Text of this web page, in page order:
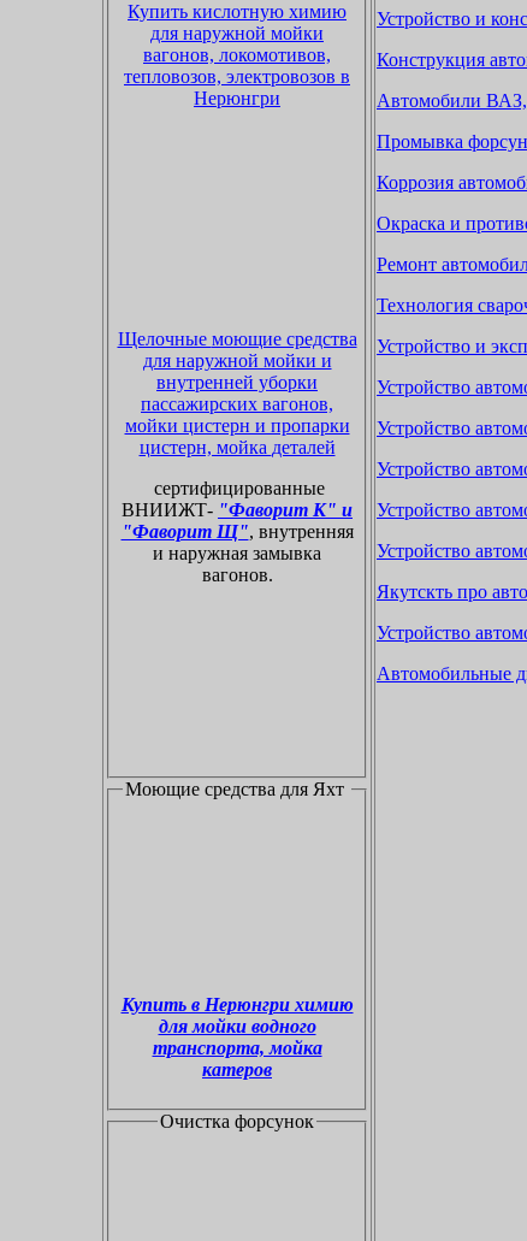
Купить кислотную химию
для наружной мойки
вагонов, локомотивов,
тепловозов, электровозов в
Нерюнгри
Щелочные моющие средства
для наружной мойки и
внутренней уборки
пассажирских вагонов,
мойки цистерн и пропарки
цистерн, мойка деталей
сертифицированные
ВНИИЖТ- "Фаворит К" и
"Фаворит Щ", внутренняя
и наружная замывка
вагонов.
Моющие средства для Яхт
Купить в Нерюнгри химию
для мойки водного
транспорта, мойка
катеров
Очистка форсунок
Устройство и
Конструкция
Автомобили ВАЗ,
Промывка
Коррозия
Окраска и
Ремонт
Технология
Устройство и
Устройство
Устройство
Устройство
Устройство
Устройство
Якутскть про
Устройство
Автомобильные